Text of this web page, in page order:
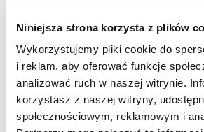
Niniejsza strona korzysta z plików
Wykorzystujemy pliki cookie do
i reklam, aby oferować funkcje
analizować ruch w naszej witrynie.
korzystasz z naszej witryny,
społecznościowym, reklamowym i
WIEDZY